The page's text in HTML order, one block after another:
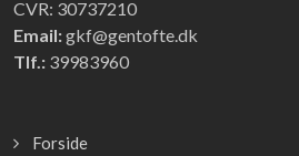
CVR: 30737210
Email:gkf@gentofte.dk
Tlf.: 39983960
Forside